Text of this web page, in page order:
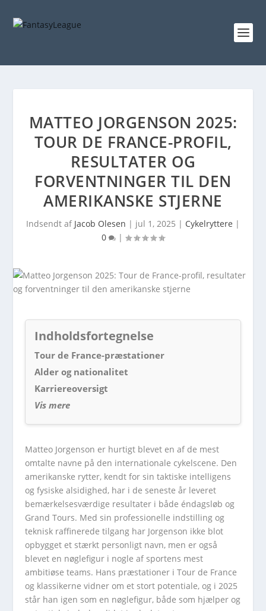
MATTEO JORGENSON 2025:
TOUR DE FRANCE-PROFIL,
RESULTATER OG
FORVENTNINGER TIL DEN
AMERIKANSKE STJERNE
Indsendt af Jacob Olesen | jul 1, 2025 | Cykelryttere |
0
|
Indholdsfortegnelse
Tour de France-præstationer
Alder og nationalitet
Karriereoversigt
Vis mere
Matteo Jorgenson er hurtigt blevet en af de mest
omtalte navne på den internationale cykelscene. Den
amerikanske rytter, kendt for sin taktiske intelligens
og fysiske alsidighed, har i de seneste år leveret
bemærkelsesværdige resultater i både éndagsløb og
Grand Tours. Med sin professionelle indstilling og
teknisk raffinerede tilgang har Jorgenson ikke blot
opbygget et stærkt personligt navn, men er også
blevet en nøglefigur i nogle af sportens mest
ambitiøse teams. Hans præstationer i Tour de France
og klassikerne vidner om et stort potentiale, og i 2025
står han igen som en nøglefigur, både som hjælper og